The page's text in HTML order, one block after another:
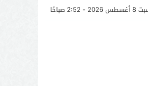
- 2:52 صباحًا